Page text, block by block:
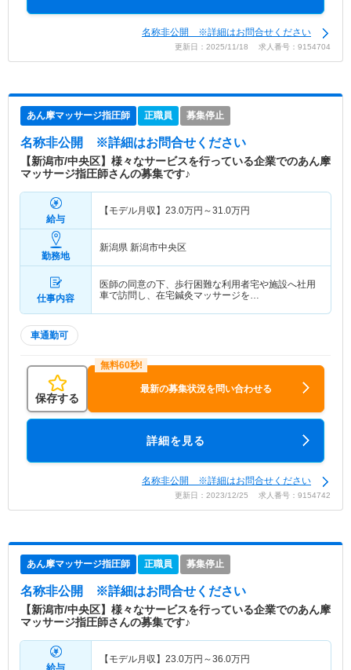
名称非公開 ※詳細はお問合せください
更新日：2025/11/18 求人番号：9154704
あん摩マッサージ指圧師 正職員 募集停止
名称非公開 ※詳細はお問合せください
【新潟市/中央区】様々なサービスを行っている企業でのあん摩
マッサージ指圧師さんの募集です♪
給与
【モデル月収】 23.0万円～31.0万円
勤務地
新潟県 新潟市中央区
仕事内容
医師の同意の下、歩行困難な利用者宅や施設へ社用
車で訪問し、在宅鍼灸マッサージを…
車通勤可
保存する
最新の募集状況を問い合わせる
詳細を見る
名称非公開 ※詳細はお問合せください
更新日：2023/12/25 求人番号：9154742
あん摩マッサージ指圧師 正職員 募集停止
名称非公開 ※詳細はお問合せください
【新潟市/中央区】様々なサービスを行っている企業でのあん摩
マッサージ指圧師さんの募集です♪
【モデル月収】 23.0万円～36.0万円